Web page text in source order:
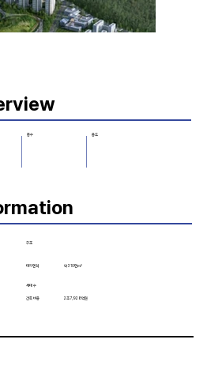
층수 용도
구조
대지면적 약 310만㎡
세대 수
건축 비용 2조 7,928억원